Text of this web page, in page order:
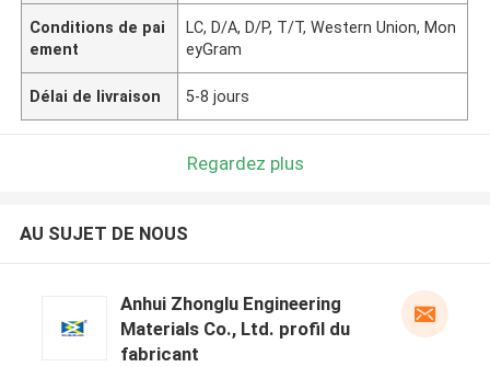
Conditions de pai
ement
LC, D/A, D/P, T/T, Western Union, Mon
eyGram
Délai de livraison 5-8 jours
Regardez plus
AU SUJET DE NOUS
Anhui Zhonglu Engineering
Materials Co., Ltd. profil du
fabricant